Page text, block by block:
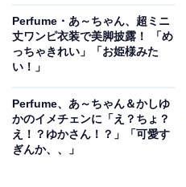
Perfume・あ～ちゃん、超ミニ
丈ワンピ衣装で美脚披露！ 「め
っちゃきれい」「お姫様みた
い！」
Perfume、あ～ちゃん＆かしゆ
かのイメチェンに「え？ちょ？
え！？ゆかさん！？」「可愛す
ぎんか、、」